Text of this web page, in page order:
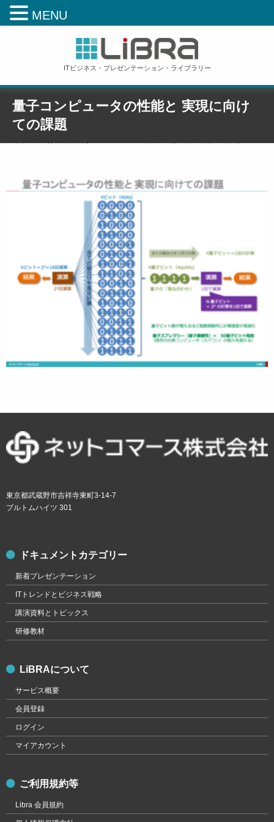
ITビジネス・プレゼンテーション・ライブラリー
量子コンピュータの性能と 実現に向け
ての課題
ホーム » 【図解】コレ一枚でわかる最新ITトレンド 改装新訂3版
東京都武蔵野市吉祥寺東町3-14-7
プルトムハイツ 301
ドキュメントカテゴリー
新着プレゼンテーション
ITトレンドとビジネス戦略
講演資料とトピックス
研修教材
LiBRAについて
サービス概要
会員登録
ログイン
マイアカウント
ご利用規約等
Libra 会員規約
MENU